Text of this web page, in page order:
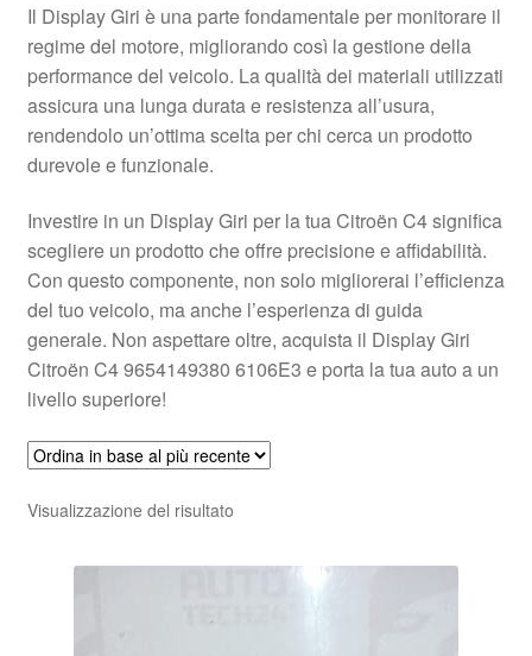
Rimostranza
Spedizione in tutto il mondo
Il Display Giri è una parte fondamentale per monitorare il
regime del motore, migliorando così la gestione della
performance del veicolo. La qualità dei materiali utilizzati
assicura una lunga durata e resistenza all’usura,
rendendolo un’ottima scelta per chi cerca un prodotto
durevole e funzionale.
Investire in un Display Giri per la tua Citroën C4 significa
scegliere un prodotto che offre precisione e affidabilità.
Con questo componente, non solo migliorerai l’efficienza
del tuo veicolo, ma anche l’esperienza di guida
generale. Non aspettare oltre, acquista il Display Giri
Citroën C4 9654149380 6106E3 e porta la tua auto a un
livello superiore!
Visualizzazione del risultato